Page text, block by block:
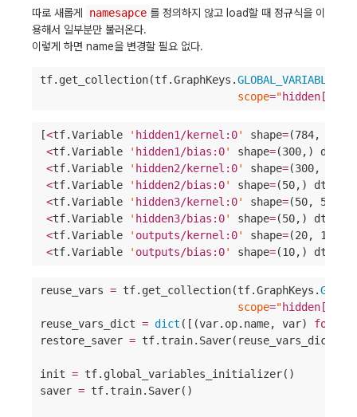
따로 새롭게 namesapce 를 정의하지 않고 load할 때 정규식을 이
용해서 일부분만 불러온다.
이렇게 하면 name을 변경할 필요 없다.
tf.get_collection(tf.GraphKeys.GLOBAL_VARIABLES
scope="
[<tf.Variable ' hidden1/kernel:0' shape=(784, 300)
<tf.Variable ' hidden1/bias:0' shape=(300,) dtype
<tf.Variable ' hidden2/kernel:0' shape=(300, 50)
<tf.Variable ' hidden2/bias:0' shape=(50,) dtype
<tf.Variable ' hidden3/kernel:0' shape=(50, 50)
<tf.Variable ' hidden3/bias:0' shape=(50,) dtype
<tf.Variable ' outputs/kernel:0' shape=(20, 10)
<tf.Variable ' outputs/bias:0' shape=(10,) dtype
reuse_vars = tf.get_collection(tf.GraphKeys.
scope="
reuse_vars_dict = dict ([(var.op.name, var) for
restore_saver = tf.train.Saver(reuse_vars_dict)
init = tf.global_variables_initializer()
saver = tf.train.Saver()